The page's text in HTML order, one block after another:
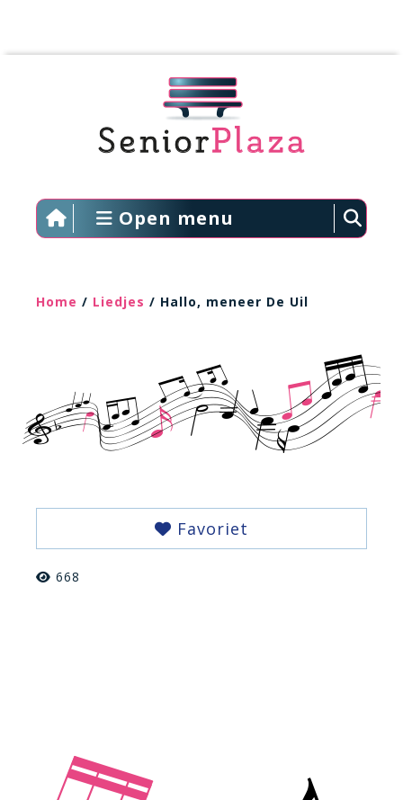
Open menu
Home / Liedjes / Hallo, meneer De Uil
Favoriet
668